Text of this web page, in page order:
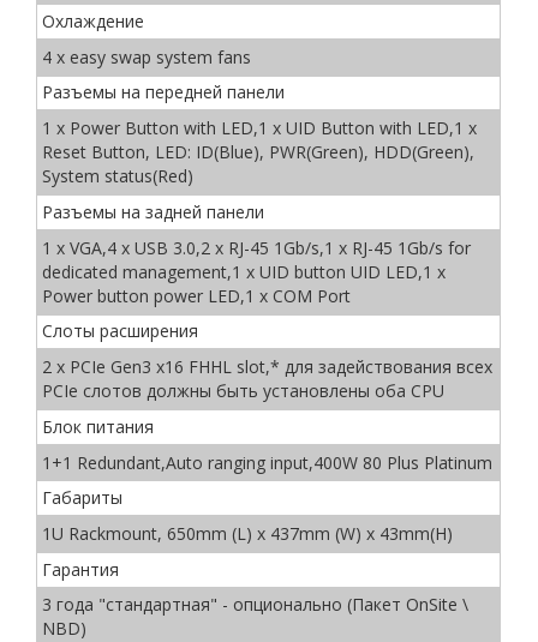
Охлаждение
4 x easy swap system fans
Разъемы на передней панели
1 x Power Button with LED,1 x UID Button with LED,1 x
Reset Button, LED: ID(Blue), PWR(Green), HDD(Green),
System status(Red)
Разъемы на задней панели
1 x VGA,4 x USB 3.0,2 x RJ-45 1Gb/s,1 x RJ-45 1Gb/s for
dedicated management,1 x UID button UID LED,1 x
Power button power LED,1 x COM Port
Слоты расширения
2 x PCIe Gen3 x16 FHHL slot,* для задействования всех
PCIe слотов должны быть установлены оба CPU
Блок питания
1+1 Redundant,Auto ranging input,400W 80 Plus Platinum
Габариты
1U Rackmount, 650mm (L) x 437mm (W) x 43mm(H)
Гарантия
3 года "стандартная" - опционально (Пакет OnSite \
NBD)